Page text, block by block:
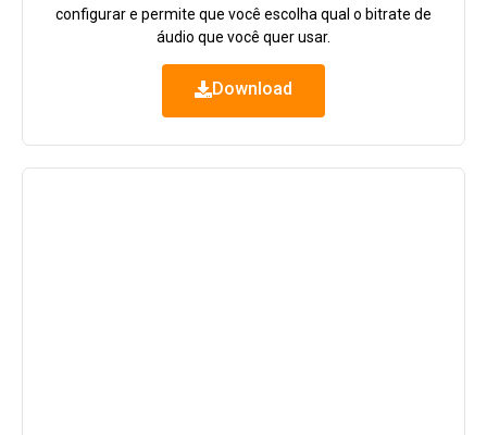
configurar e permite que você escolha qual o bitrate de
áudio que você quer usar.
Download